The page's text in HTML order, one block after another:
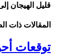
قليل الهيجان
المقالاتذات
توقعات